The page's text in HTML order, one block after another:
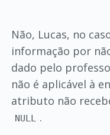
Não, Lucas, no
informação por
dado pelo
não é aplicável à
atributo não
NULL .